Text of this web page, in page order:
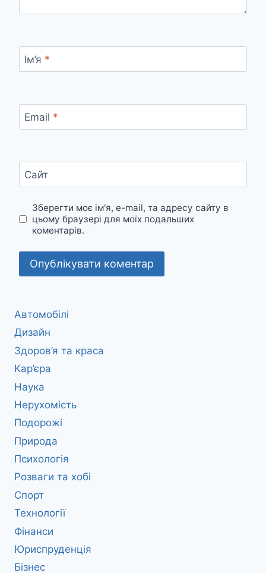
Ім’я *
Email *
Сайт
Зберегти моє ім'я, e-mail, та адресу сайту в
цьому браузері для моїх подальших
коментарів.
Автомобілі
Дизайн
Здоров’я та краса
Кар’єра
Наука
Нерухомість
Подорожі
Природа
Психологія
Розваги та хобі
Спорт
Технології
Фінанси
Юриспруденція
Бізнес